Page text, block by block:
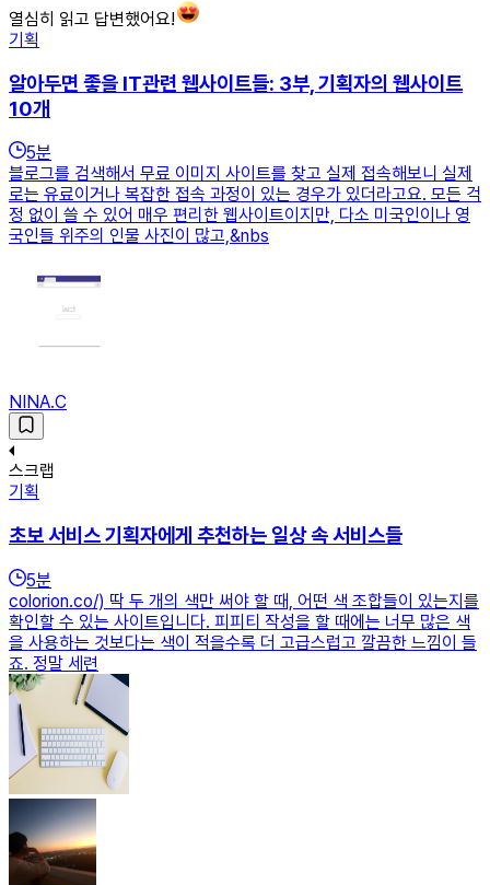
열심히 읽고 답변했어요!
기획
알아두면 좋을 IT관련 웹사이트들: 3부, 기획자의 웹사이트
10개
5분
블로그를 검색해서 무료 이미지 사이트를 찾고 실제 접속해보니 실제
로는 유료이거나 복잡한 접속 과정이 있는 경우가 있더라고요. 모든 걱
정 없이 쓸 수 있어 매우 편리한 웹사이트이지만, 다소 미국인이나 영
국인들 위주의 인물 사진이 많고,&nbs
NINA.C
스크랩
기획
초보 서비스 기획자에게 추천하는 일상 속 서비스들
5분
colorion.co/) 딱 두 개의 색만 써야 할 때, 어떤 색 조합들이 있는지를
확인할 수 있는 사이트입니다. 피피티 작성을 할 때에는 너무 많은 색
을 사용하는 것보다는 색이 적을수록 더 고급스럽고 깔끔한 느낌이 들
죠. 정말 세련